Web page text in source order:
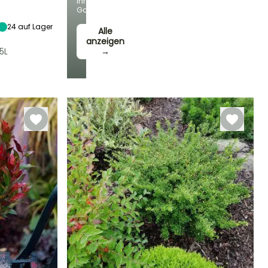
Garten!
Alle
anzeigen
→
24auf Lager